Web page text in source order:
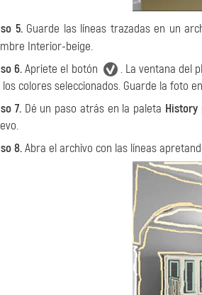
5.Guarde las líneas trazadas en un
Interior-beige.
6.Apriete el botón . La ventana del
los colores seleccionados. Guarde la foto
7.Dé un paso atrás en la paleta History
8.Abra el archivo con las líneas